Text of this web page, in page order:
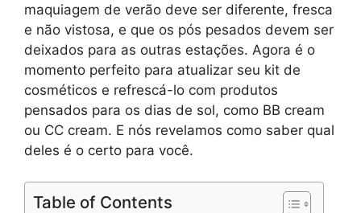
maquiagem de verão deve ser diferente, fresca
e não vistosa, e que os pós pesados ​​devem ser
deixados para as outras estações. Agora é o
momento perfeito para atualizar seu kit de
cosméticos e refrescá-lo com produtos
pensados ​​para os dias de sol, como BB cream
ou CC cream. E nós revelamos como saber qual
deles é o certo para você.
Table of Contents